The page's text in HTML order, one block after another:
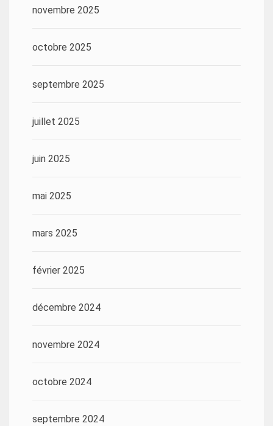
novembre 2025
octobre 2025
septembre 2025
juillet 2025
juin 2025
mai 2025
mars 2025
février 2025
décembre 2024
novembre 2024
octobre 2024
septembre 2024